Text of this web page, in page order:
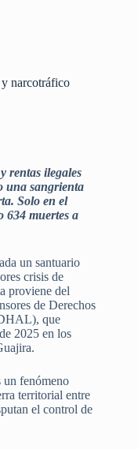
narcotráfico
rentas ilegales
una sangrienta
Solo en el
634 muertes a
un santuario
crisis de
proviene del
de Derechos
que
2025 en los
un fenómeno
territorial entre
el control de